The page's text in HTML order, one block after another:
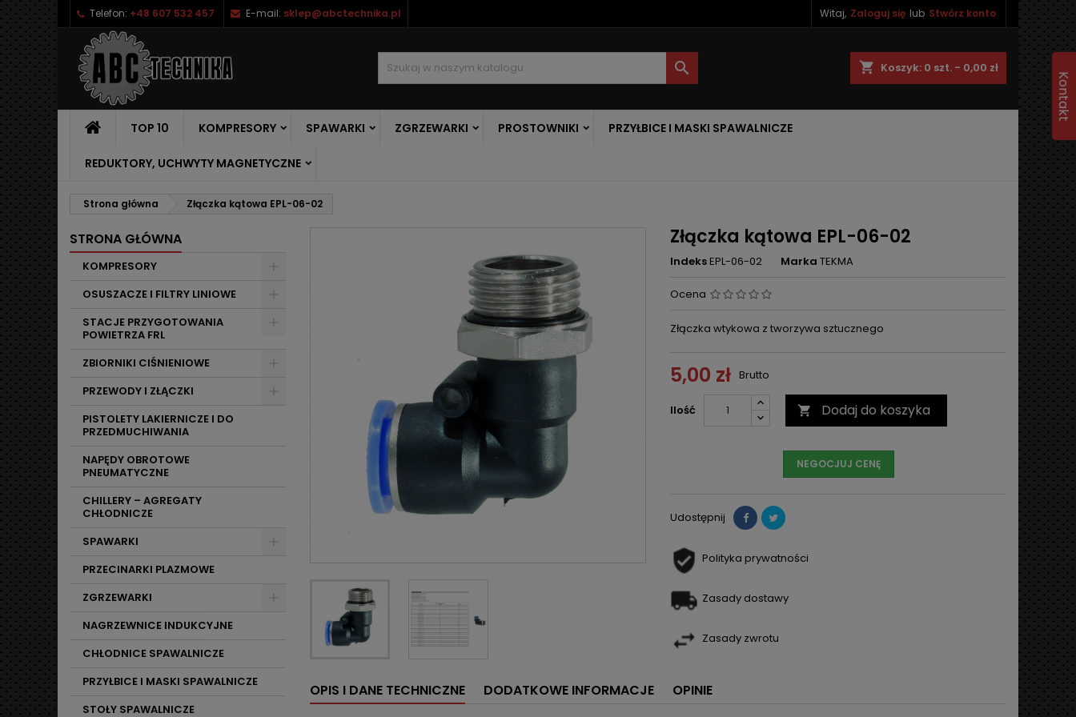
Telefon: +48 607 532 457 E-mail: sklep@abctechnika.pl Witaj, Zaloguj się lub Stwórz konto
shopping_cart Koszyk: 0 szt. - 0,00 zł

TOP 10 KOMPRESORY SPAWARKI ZGRZEWARKI PROSTOWNIKI PRZYŁBICE I MASKI SPAWALNICZE
REDUKTORY, UCHWYTY MAGNETYCZNE
Strona główna Złączka kątowa EPL-06-02
STRONA GŁÓWNA
KOMPRESORY
OSUSZACZE I FILTRY LINIOWE
STACJE PRZYGOTOWANIA
POWIETRZA FRL
ZBIORNIKI CIŚNIENIOWE
PRZEWODY I ZŁĄCZKI
PISTOLETY LAKIERNICZE I DO
PRZEDMUCHIWANIA
NAPĘDY OBROTOWE
PNEUMATYCZNE
CHILLERY – AGREGATY
CHŁODNICZE
SPAWARKI
PRZECINARKI PLAZMOWE
ZGRZEWARKI
NAGRZEWNICE INDUKCYJNE
CHŁODNICE SPAWALNICZE
PRZYŁBICE I MASKI SPAWALNICZE
STOŁY SPAWALNICZE
Złączka kątowa EPL-06-02
IndeksEPL-06-02 Marka TEKMA
Ocena
Złączka wtykowa z tworzywa sztucznego
5,00 zł Brutto
Ilość  Dodaj do koszyka
NEGOCJUJ CENĘ
Udostępnij
Polityka prywatności
Zasady dostawy
Zasady zwrotu
OPIS I DANE TECHNICZNE DODATKOWE INFORMACJE OPINIE
Kontakt